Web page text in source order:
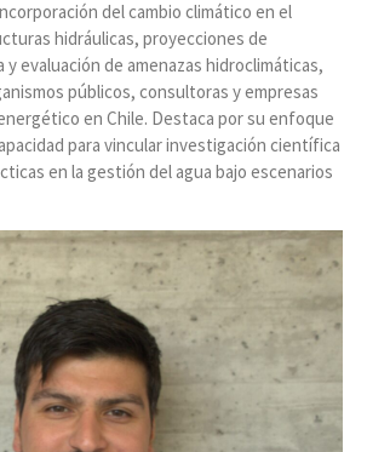
del cambio climático en el
hidráulicas, proyecciones de
evaluación de amenazas hidroclimáticas,
públicos, consultoras y empresas
en Chile. Destaca por su enfoque
para vincular investigación científica
en la gestión del agua bajo escenarios